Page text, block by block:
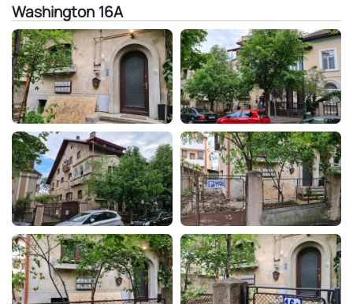
Washington 16A